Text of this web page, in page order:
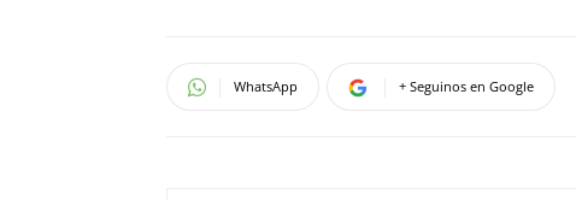
WhatsApp + Seguinos en Google